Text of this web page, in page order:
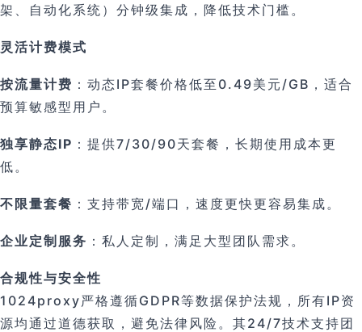
架、自动化系统）分钟级集成，降低技术门槛。
灵活计费模式
按流量计费 ：动态IP套餐价格低至0.49美元/GB，适合
预算敏感型用户。
独享静态IP ：提供7/30/90天套餐，长期使用成本更
低。
不限量套餐 ：支持带宽/端口，速度更快更容易集成。
企业定制服务 ：私人定制，满足大型团队需求。
合规性与安全性
1024proxy严格遵循GDPR等数据保护法规，所有IP资
源均通过道德获取，避免法律风险。其24/7技术支持团